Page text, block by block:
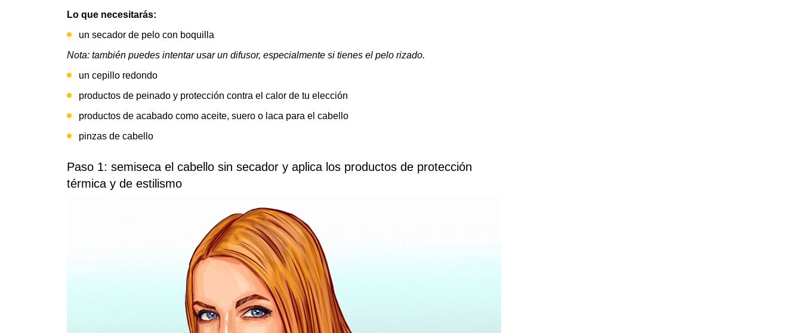
Lo que necesitarás:
un secador de pelo con boquilla
Nota: también puedes intentar usar un difusor, especialmente si tienes el pelo rizado.
un cepillo redondo
productos de peinado y protección contra el calor de tu elección
productos de acabado como aceite, suero o laca para el cabello
pinzas de cabello
Paso 1: semiseca el cabello sin secador y aplica los productos de protección
térmica y de estilismo